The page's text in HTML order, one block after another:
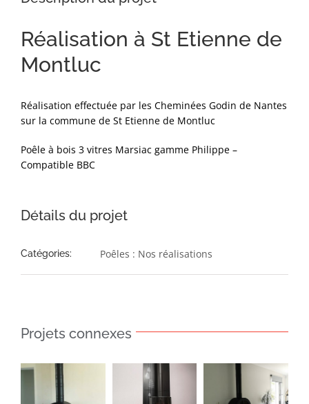
Réalisation à St Etienne de
Montluc
Réalisation effectuée par les Cheminées Godin de Nantes
sur la commune de St Etienne de Montluc
Poêle à bois 3 vitres Marsiac gamme Philippe –
Compatible BBC
Détails du projet
Catégories: Poêles : Nos réalisations
Projets connexes